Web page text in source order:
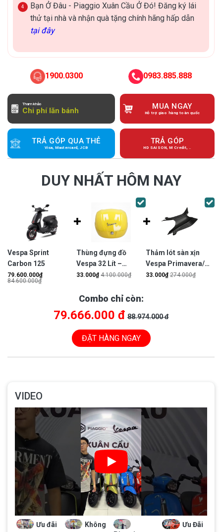
Bạn Ở Đâu - Piaggio Xuân Cầu Ở Đó! Đăng ký lái
thử tại nhà và nhận quà tặng chính hãng hấp dẫn
tại đây
1900.0300 0983.885.888
Tham khảo
Chi phí lăn bánh MUA NGAY
Hỗ trợ giao hàng toàn quốc
TRẢ GÓP QUA THẺ
Visa, Mastercard, JCB
TRẢ GÓP
HD SAISON, M Credit, ..
DUY NHẤT HÔM NAY
Vespa Sprint
Carbon 125
79.600.000₫
84.600.000₫
Thùng đựng đồ
Vespa 32 Lít –
CM3414XX
33.000₫ 4.100.000₫
Thảm lót sàn xịn
Vespa Primavera/
Vespa Sprint –
33.000₫ 274.000₫
Combo chỉ còn:
79.666.000 đ 88.974.000 đ
ĐẶT HÀNG NGAY
VIDEO
Ưu đãi
Không
Ưu Đãi